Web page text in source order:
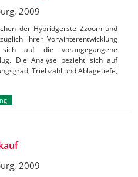
2009
der Hybridgerste Zzoom und
ihrer Vorwinterentwicklung
auf die vorangegangene
Die Analyse bezieht sich auf
Triebzahl und Ablagetiefe,
2009